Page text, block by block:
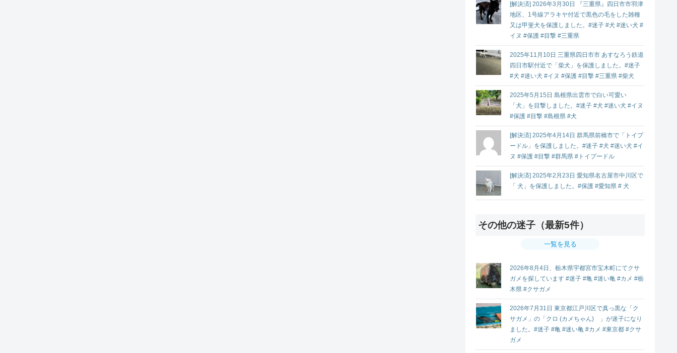
[解決済] 2026年3月30日 『三重県』四日市市羽津
地区、1号線アラキヤ付近で黒色の毛をした雑種
又は甲斐犬を保護しました。#迷子 #犬 #迷い犬 #
イヌ #保護 #目撃 #三重県
2025年11月10日 三重県四日市市 あすなろう鉄道
四日市駅付近で「柴犬」を保護しました。#迷子
#犬 #迷い犬 #イヌ #保護 #目撃 #三重県 #柴犬
2025年5月15日 島根県出雲市で白い可愛い
「犬」を目撃しました。#迷子 #犬 #迷い犬 #イヌ
#保護 #目撃 #島根県 #犬
[解決済] 2025年4月14日 群馬県前橋市で「トイプ
ードル」を保護しました。#迷子 #犬 #迷い犬 #イ
ヌ #保護 #目撃 #群馬県 #トイプードル
[解決済] 2025年2月23日 愛知県名古屋市中川区で
「 犬」を保護しました。#保護 #愛知県 # 犬
その他の迷子（最新5件）
一覧を見る
2026年8月4日、栃木県宇都宮市宝木町にてクサ
ガメを探しています #迷子 #亀 #迷い亀 #カメ #栃
木県 #クサガメ
2026年7月31日 東京都江戸川区で真っ黒な「ク
サガメ」の「クロ (カメちゃん) 」が迷子になり
ました。#迷子 #亀 #迷い亀 #カメ #東京都 #クサ
ガメ